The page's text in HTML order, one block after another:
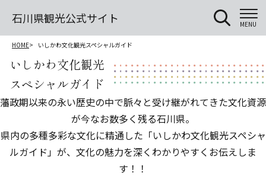
石川県観光公式サイト MENU
HOME いしかわ文化観光スペシャルガイド
いしかわ文化観光
スペシャルガイド
藩政期以来の永い歴史の中で脈々と受け継がれてきた文化資源
が今なお数多く残る石川県。
県内の多種多彩な文化に精通した「いしかわ文化観光スペシャ
ルガイド」が、文化の魅力を深くわかりやすくお伝えしま
す！！